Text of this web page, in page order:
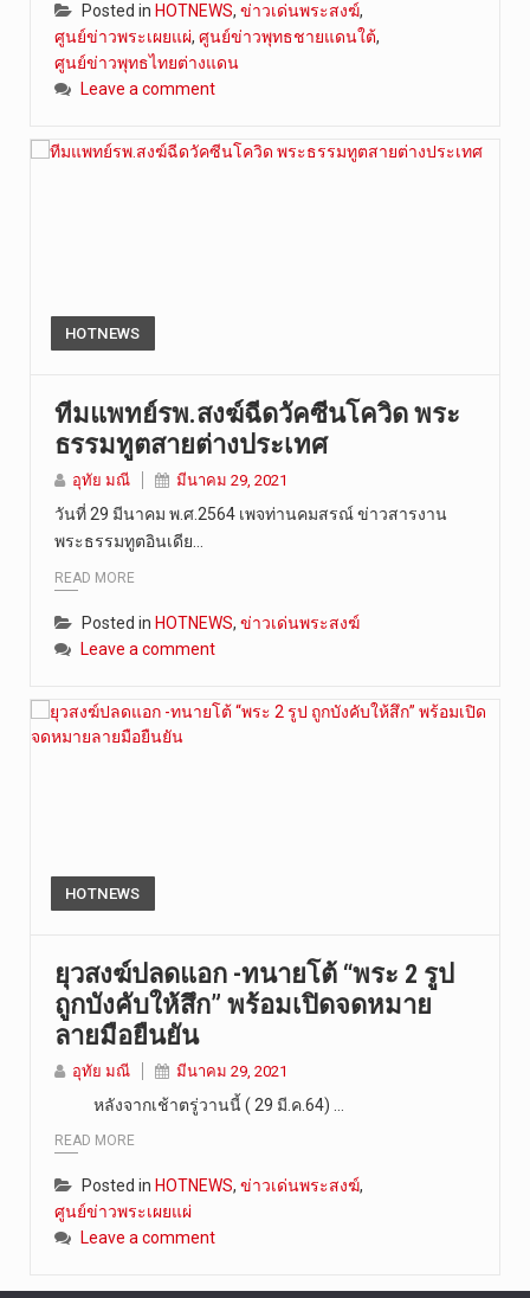
Posted in HOTNEWS, ข่าวเด่นพระสงฆ์,
ศูนย์ข่าวพระเผยแผ่, ศูนย์ข่าวพุทธชายแดนใต้,
ศูนย์ข่าวพุทธไทยต่างแดน
Leave a comment
HOTNEWS
ทีมแพทย์รพ.สงฆ์ฉีดวัคซีนโควิด พระ
ธรรมทูตสายต่างประเทศ
อุทัย มณี มีนาคม 29, 2021
วันที่ 29 มีนาคม พ.ศ.2564 เพจท่านคมสรณ์ ข่าวสารงาน
พระธรรมทูตอินเดีย…
READ MORE
Posted in HOTNEWS, ข่าวเด่นพระสงฆ์
Leave a comment
HOTNEWS
ยุวสงฆ์ปลดแอก -ทนายโต้ “พระ 2 รูป
ถูกบังคับให้สึก” พร้อมเปิดจดหมาย
ลายมือยืนยัน
อุทัย มณี มีนาคม 29, 2021
หลังจากเช้าตรู่วานนี้ ( 29 มี.ค.64) …
READ MORE
Posted in HOTNEWS, ข่าวเด่นพระสงฆ์,
ศูนย์ข่าวพระเผยแผ่
Leave a comment